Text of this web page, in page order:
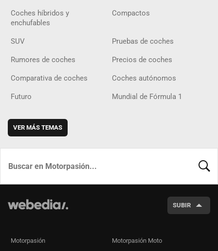
Coches híbridos y
enchufables
Compactos
SUV Pruebas de coches
Rumores de coches Precios de coches
Comparativa de coches Coches autónomos
Futuro Mundial de Fórmula 1
VER MÁS TEMAS
SUBIR
Motorpasión Motorpasión Moto